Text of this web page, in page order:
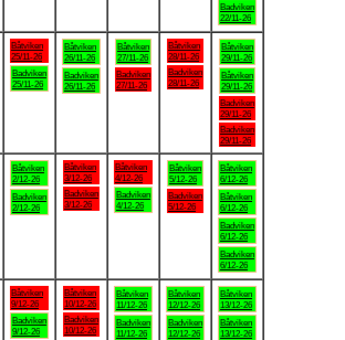
Badviken
22/11-26
Båtviken
25/11-26
Badviken
25/11-26
Båtviken
26/11-26
Badviken
26/11-26
Båtviken
27/11-26
Badviken
27/11-26
Båtviken
28/11-26
Badviken
28/11-26
Båtviken
29/11-26
Båtviken
29/11-26
Badviken
29/11-26
Badviken
29/11-26
Båtviken
2/12-26
Badviken
2/12-26
Båtviken
3/12-26
Badviken
3/12-26
Båtviken
4/12-26
Badviken
4/12-26
Båtviken
5/12-26
Badviken
5/12-26
Båtviken
6/12-26
Båtviken
6/12-26
Badviken
6/12-26
Badviken
6/12-26
Båtviken
9/12-26
Badviken
9/12-26
Båtviken
10/12-26
Badviken
10/12-26
Båtviken
11/12-26
Badviken
11/12-26
Båtviken
12/12-26
Badviken
12/12-26
Båtviken
13/12-26
Båtviken
13/12-26